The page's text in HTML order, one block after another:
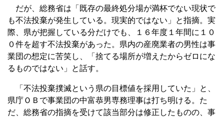
だが、総務省は「既存の最終処分場が満杯でない現状で
も不法投棄が発生している。現実的ではない」と指摘。実
際、県が把握している分だけでも、１６年度１年間に１０
０件を超す不法投棄があった。県内の産廃業者の男性は事
業団の想定に苦笑し、「捨てる場所が増えたからゼロにな
るものではない」と話す。
「不法投棄撲滅という県の目標値を採用していた」と、
県庁ＯＢで事業団の中富恭男専務理事は打ち明ける。た
だ、総務省の指摘を受けて該当部分は修正したものの、事